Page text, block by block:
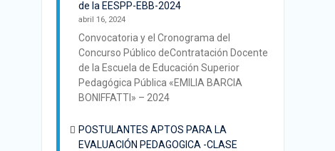
de la EESPP-EBB-2024
abril 16, 2024
Convocatoria y el Cronograma del
Concurso Público deContratación Docente
de la Escuela de Educación Superior
Pedagógica Pública «EMILIA BARCIA
BONIFFATTI» – 2024
POSTULANTES APTOS PARA LA
EVALUACIÓN PEDAGOGICA -CLASE